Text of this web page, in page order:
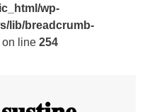
wp-
lib/breadcrumb-
on line 254